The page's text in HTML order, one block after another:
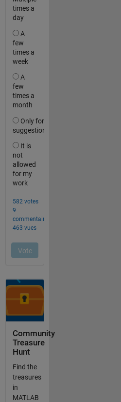
Community
Treasure
Hunt
Find the
treasures
in
MATLAB